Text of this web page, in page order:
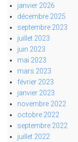
janvier 2026
décembre 2025
septembre 2023
juillet 2023
juin 2023
mai 2023
mars 2023
février 2023
janvier 2023
novembre 2022
octobre 2022
septembre 2022
juillet 2022